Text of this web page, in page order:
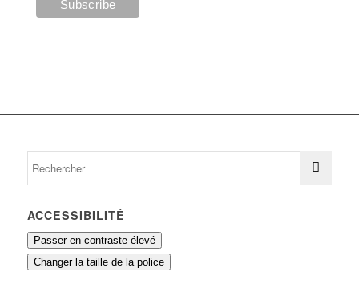
ACCESSIBILITÉ
Passer en contraste élevé
Changer la taille de la police